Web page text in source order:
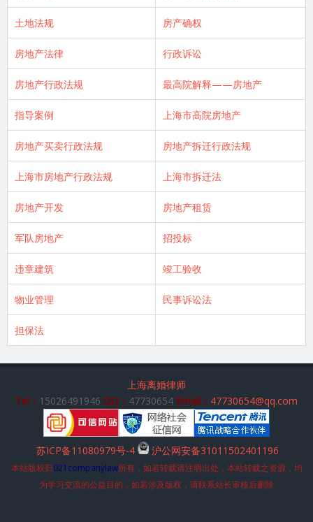
土地法规 房产确权
房地产法律 行政诉讼
房地产行政法规 最高院解释——房地产
指导案例 上海市高院房地产
房地产买卖行政法规 房地产拆迁行政法规
上海市房地产行政法规 上海市拆迁法
房地产开发 房地产租赁
军队房地产 招投标
违章建筑 竣工验收
物业管理 民事诉讼法
担保法
上海离婚律师
Tel： 15026491946 QQ： 47730654 Email： 47730654@qq.com
苏ICP备11080979号-4 沪公网安备31011502401196
本站版权归021companylaw所有，如若转载请注明出处，本站转载之资源，均
为学习交流的公益目的，如若涉及版权，请联系站长审核后删除